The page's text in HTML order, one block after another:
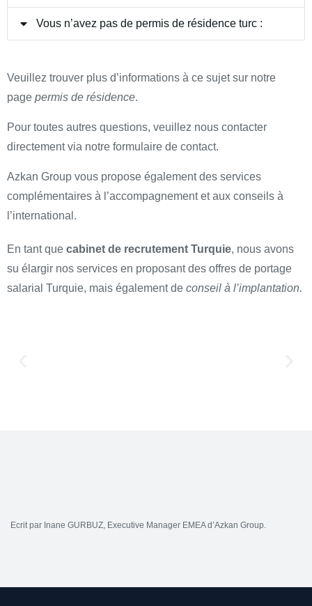
Vous n’avez pas de permis de résidence turc :
Veuillez trouver plus d’informations à ce sujet sur notre
page permis de résidence.
Pour toutes autres questions, veuillez nous contacter
directement via notre formulaire de contact.
Azkan Group vous propose également des services
complémentaires à l’accompagnement et aux conseils à
l’international.
En tant que cabinet de recrutement Turquie, nous avons
su élargir nos services en proposant des offres de portage
salarial Turquie, mais également de conseil à l’implantation.
Ecrit par Inane GURBUZ, Executive Manager EMEA d’Azkan Group.